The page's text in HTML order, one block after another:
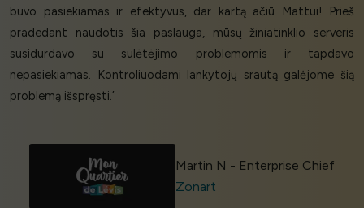
buvo pasiekiamas ir efektyvus, dar kartą ačiū Mattui! Prieš
pradedant naudotis šia paslauga, mūsų žiniatinklio serveris
susidurdavo su sulėtėjimo problemomis ir tapdavo
nepasiekiamas. Kontroliuodami lankytojų srautą galėjome šią
problemą išspręsti.’
Martin N - Enterprise Chief
Zonart